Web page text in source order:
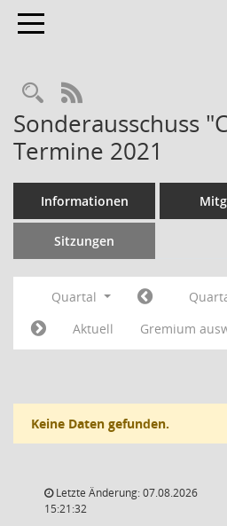
Toggle navigation
RSS-Feed
Sonderausschuss
Termine 2021
Informationen
Sitzungen
Quartal
Aktuell
Gremium
Keine Daten gefunden.
Letzte Änderung: 07.08.2026
15:21:32